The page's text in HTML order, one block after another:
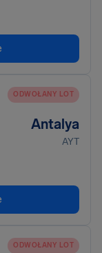
ODWOŁANY LOT
Antalya
AYT
ODWOŁANY LOT